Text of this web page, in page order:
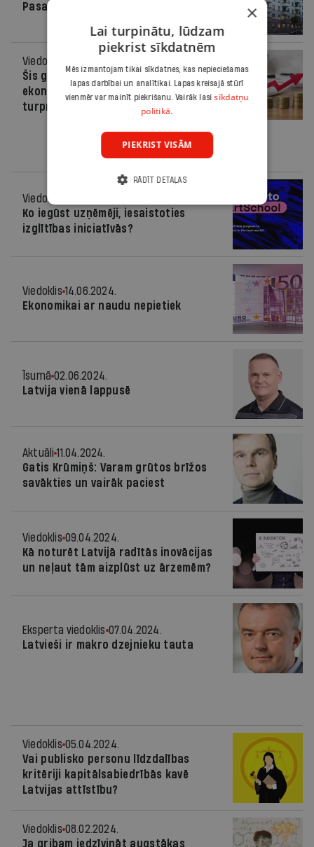
Pasaule vienā lappusē
Viedoklis
Šis gads var kļūt par iespēju
ekonomiskajam atspērienam
turpmākai attīstībai
Viedoklis
Ko iegūst uzņēmēji, iesaistoties
izglītības iniciatīvās?
Viedoklis 14.06.2024.
Ekonomikai ar naudu nepietiek
Īsumā 02.06.2024.
Latvija vienā lappusē
Aktuāli 11.04.2024.
Gatis Krūmiņš: Varam grūtos brīžos
savākties un vairāk paciest
Viedoklis 09.04.2024.
Kā noturēt Latvijā radītās inovācijas
un neļaut tām aizplūst uz ārzemēm?
Eksperta viedoklis 07.04.2024.
Latvieši ir makro dzejnieku tauta
Viedoklis 05.04.2024.
Vai publisko personu līdzdalības
kritēriji kapitālsabiedrībās kavē
Latvijas attīstību?
Viedoklis 08.02.2024.
Ja gribam iedzīvināt augstākas
×
Lai turpinātu, lūdzam
piekrist sīkdatnēm
Mēs izmantojam tikai sīkdatnes, kas nepieciešamas
lapas darbībai un analītikai. Lapas kreisajā stūrī
vienmēr var mainīt piekrišanu. Vairāk lasisīkdatņu
politikā.
PIEKRIST VISĀM
RĀDĪT DETAĻAS